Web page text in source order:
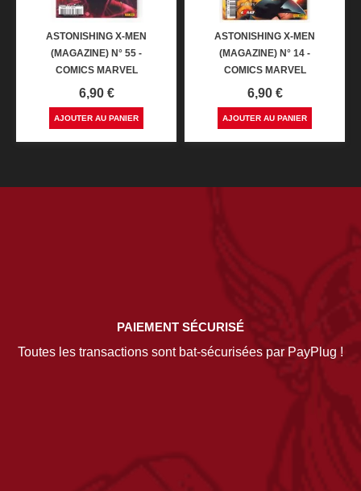
ASTONISHING X-MEN
(MAGAZINE) N° 55 -
COMICS MARVEL
Prix
6,90 €
AJOUTER AU PANIER
ASTONISHING X-MEN
(MAGAZINE) N° 14 -
COMICS MARVEL
Prix
6,90 €
AJOUTER AU PANIER
PAIEMENT SÉCURISÉ
Toutes les transactions sont bat-sécurisées par PayPlug !